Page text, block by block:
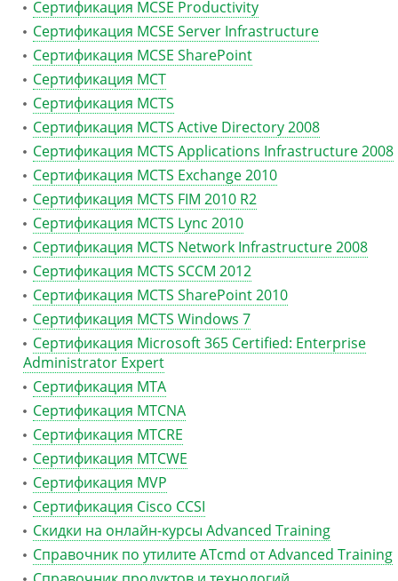
Сертификация MCSE Productivity
Сертификация MCSE Server Infrastructure
Сертификация MCSE SharePoint
Сертификация MCT
Сертификация MCTS
Сертификация MCTS Active Directory 2008
Сертификация MCTS Applications Infrastructure 2008
Сертификация MCTS Exchange 2010
Сертификация MCTS FIM 2010 R2
Сертификация MCTS Lync 2010
Сертификация MCTS Network Infrastructure 2008
Сертификация MCTS SCCM 2012
Сертификация MCTS SharePoint 2010
Сертификация MCTS Windows 7
Сертификация Microsoft 365 Certified: Enterprise
Administrator Expert
Сертификация MTA
Сертификация MTCNA
Сертификация MTCRE
Сертификация MTCWE
Сертификация MVP
Сертификация Сisco CCSI
Скидки на онлайн-курсы Advanced Training
Справочник по утилите ATcmd от Advanced Training